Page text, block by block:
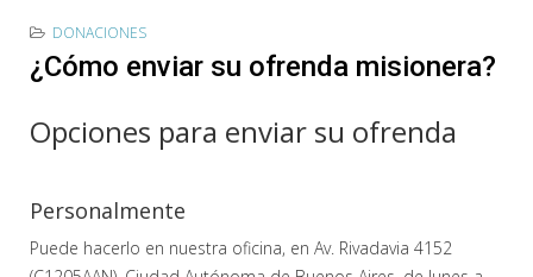
DONACIONES
¿Cómo enviar su ofrenda misionera?
Opciones para enviar su ofrenda
Personalmente
Puede hacerlo en nuestra oficina, en Av. Rivadavia 4152